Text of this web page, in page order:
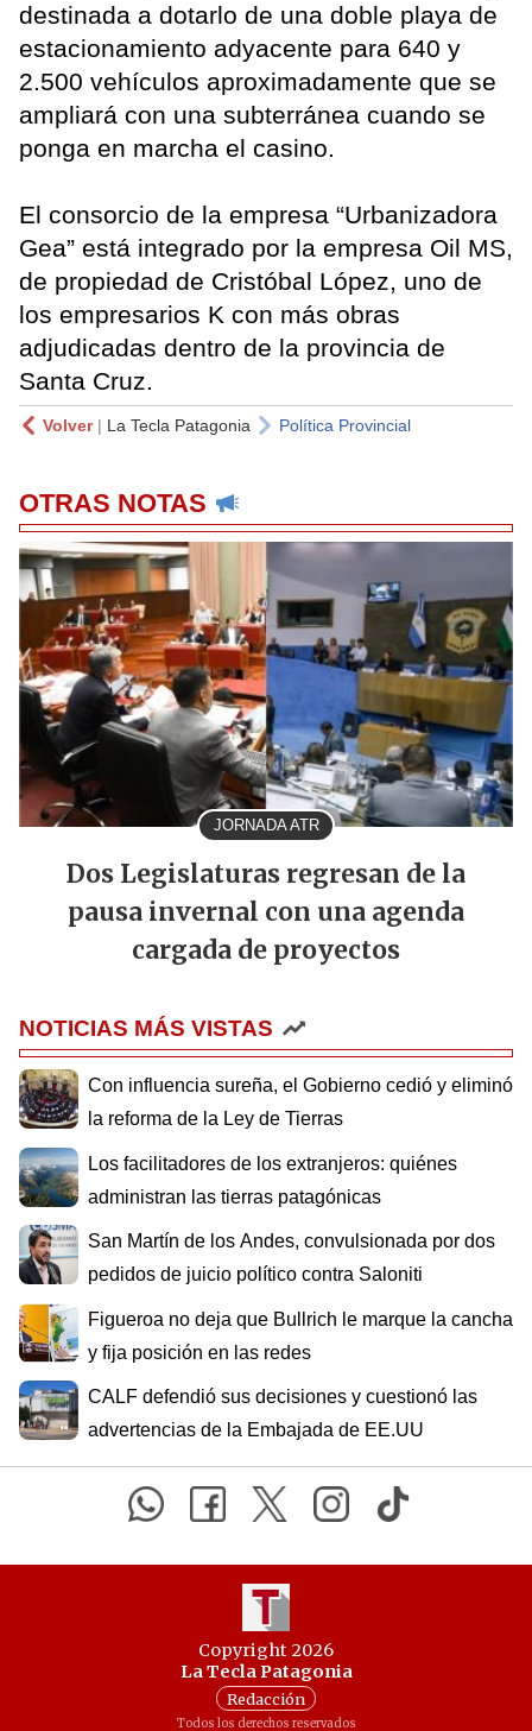
destinada a dotarlo de una doble playa de
estacionamiento adyacente para 640 y
2.500 vehículos aproximadamente que se
ampliará con una subterránea cuando se
ponga en marcha el casino.
El consorcio de la empresa “Urbanizadora
Gea” está integrado por la empresa Oil MS,
de propiedad de Cristóbal López, uno de
los empresarios K con más obras
adjudicadas dentro de la provincia de
Santa Cruz.
Volver| La Tecla Patagonia Política Provincial
OTRAS NOTAS
JORNADA ATR
Dos Legislaturas regresan de la
pausa invernal con una agenda
cargada de proyectos
NOTICIAS MÁS VISTAS
Con influencia sureña, el Gobierno cedió y eliminó
la reforma de la Ley de Tierras
Los facilitadores de los extranjeros: quiénes
administran las tierras patagónicas
San Martín de los Andes, convulsionada por dos
pedidos de juicio político contra Saloniti
Figueroa no deja que Bullrich le marque la cancha
y fija posición en las redes
CALF defendió sus decisiones y cuestionó las
advertencias de la Embajada de EE.UU
Copyright 2026
La Tecla Patagonia
Redacción
Todos los derechos reservados